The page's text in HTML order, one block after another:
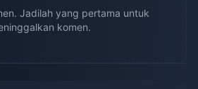
Jadilah yang pertama untuk
komen.